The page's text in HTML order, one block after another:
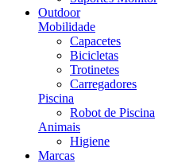
Outdoor
Mobilidade
Capacetes
Bicicletas
Trotinetes
Carregadores
Piscina
Robot de Piscina
Animais
Higiene
Marcas